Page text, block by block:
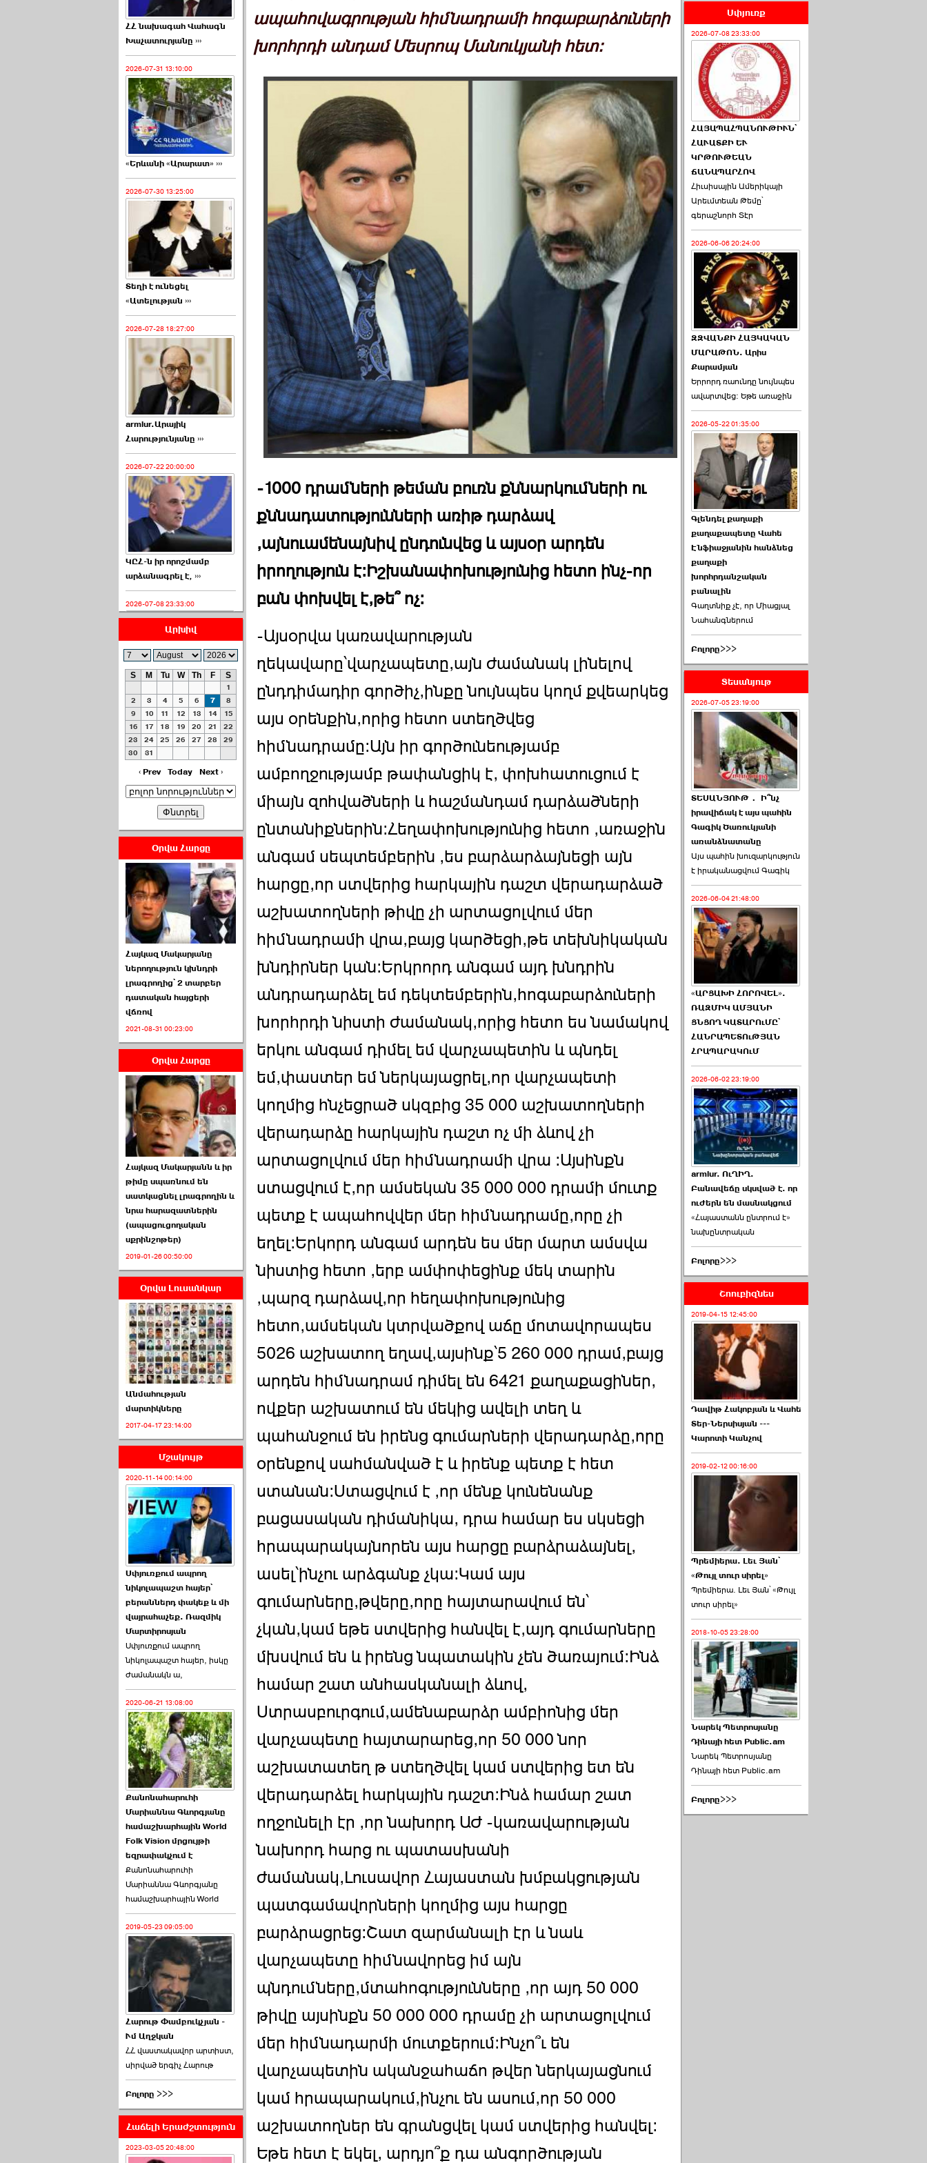
ՀՀ նախագահ Վահագն
Խաչատուրյանը ›››
2026-07-31 13:10:00
«Երևանի «Արարատ» ›››
2026-07-30 13:25:00
Տեղի է ունեցել
«Ատելության ›››
2026-07-28 18:27:00
armlur.Արայիկ
Հարությունյանը ›››
2026-07-22 20:00:00
ԿԸՀ-ն իր որոշմամբ
արձանագրել է, ›››
2026-07-08 23:33:00
ՀԱՅԱՊԱՀՊԱՆՈՒԹԻՒՆ՝
ՀԱՒԱՏՔԻ ԵՒ
ԿՐԹՈՒԹԵԱՆ
ՃԱՆԱՊԱՐՀՈՎ ›››
2026-07-06 06:50:00
Ամենաշատը էսօրվանից
էի վախենում.Նիկոլայ
Եղիազարյան ›››
2026-07-05 23:19:00
ՏԵՍԱՆՅՈՒԹ․ Ի՞նչ
իրավիճակ է այս ›››
2026-07-04 10:40:00
Սահմանադրական
դատարանը մերժեց ›››
2026-07-02 00:39:00
ՈՒՂԻՂ․ ԱԺ-ն
Կառավարության ›››
2026-07-01 00:52:00
ՍԴ-ն հուլիսի 1-ին
կհեռանա ›››
2026-07-01 00:08:00
Աննա Վարդապետյանն
ուղերձ է հղել ›››
2026-06-25 23:21:00
Պաշտոնակռիվը սկսված
է. «Հրապարակ» ›››
2026-06-25 17:13:00
ԱԺ նախագահի
թեկնածու է ընտրվել
Ռուբեն Ռուբինյանը ›››
2026-06-23 21:28:00
«Ժողովուրդ»-ը
հերթական ›››
2026-06-21 23:00:00
armlur.ՔՊ-ի ներսում
սպասում են ›››
Արխիվ
S M Tu W Th F S
1
2
3 4 5 6 7
8
9
10 11 12 13 14
15
16
17 18 19 20 21
22
23
24 25 26 27 28
29
30
31
‹ Prev Today Next ›
Օրվա Հարցը
Հայկազ Մակարյանը
ներողություն կխնդրի
լրագրողից՝ 2 տարբեր
դատական հայցերի
վճռով
2021-08-31 00:23:00
Օրվա Հարցը
Հայկազ Մակարյանն և իր
թիմը սպառնում են
սատկացնել լրագրողին և
նրա հարազատներին
(ապացուցողական
սքրինշոթեր)
2019-01-26 00:50:00
Օրվա Լուսանկար
Անմահության
մարտիկները
2017-04-17 23:14:00
Մշակույթ
2020-11-14 00:14:00
Սփյուռքում ապրող
նիկոլապաշտ հայեր՝
բերաններդ փակեք և մի
վայրահաչեք. Ռազմիկ
Մարտիրոսյան
Սփյուռքում ապրող
նիկոլապաշտ հայեր, իսկը
ժամանակն ա,
2020-06-21 13:08:00
Քանոնահարուհի
Մարիաննա Գևորգյանը
համաշխարհային World
Folk Vision մրցույթի
եզրափակչում է
Քանոնահարուհի
Մարիաննա Գևորգյանը
համաշխարհային World
2019-05-23 09:05:00
Հարութ Փամբուկչյան -
Ւմ Աղջկան
ՀՀ վաստակավոր արտիստ,
սիրված երգիչ Հարութ
Բոլորը >>>
Հաճելի Երաժշտություն
2023-03-05 20:48:00
ապահովագրության հիմնադրամի հոգաբարձուների
խորհրդի անդամ Մեսրոպ Մանուկյանի հետ:
-1000 դրամների թեման բուռն քննարկումների ու
քննադատությունների առիթ դարձավ
,այնուամենայնիվ ընդունվեց և այսօր արդեն
իրողություն է:Իշխանափոխությունից հետո ինչ-որ
բան փոխվել է,թե՞ ոչ:
-Այսօրվա կառավարության
ղեկավարը՝վարչապետը,այն ժամանակ լինելով
ընդդիմադիր գործիչ,ինքը նույնպես կողմ քվեարկեց
այս օրենքին,որից հետո ստեղծվեց
հիմնադրամը:Այն իր գործունեությամբ
ամբողջությամբ թափանցիկ է, փոխհատուցում է
միայն զոհվածների և հաշմանդամ դարձածների
ընտանիքներին:Հեղափոխությունից հետո ,առաջին
անգամ սեպտեմբերին ,ես բարձարձայնեցի այն
հարցը,որ ստվերից հարկային դաշտ վերադարձած
աշխատողների թիվը չի արտացոլվում մեր
հիմնադրամի վրա,բայց կարծեցի,թե տեխնիկական
խնդիրներ կան:Երկրորդ անգամ այդ խնդրին
անդրադարձել եմ դեկտեմբերին,հոգաբարձուների
խորհրդի նիստի ժամանակ,որից հետո ես նամակով
երկու անգամ դիմել եմ վարչապետին և պնդել
եմ,փաստեր եմ ներկայացրել,որ վարչապետի
կողմից հնչեցրած սկզբից 35 000 աշխատողների
վերադարձը հարկային դաշտ ոչ մի ձևով չի
արտացոլվում մեր հիմնադրամի վրա :Այսինքն
ստացվում է,որ ամսեկան 35 000 000 դրամի մուտք
պետք է ապահովվեր մեր հիմնադրամը,որը չի
եղել:Երկորդ անգամ արդեն ես մեր մարտ ամսվա
նիստից հետո ,երբ ամփոփեցինք մեկ տարին
,պարզ դարձավ,որ հեղափոխությունից
հետո,ամսեկան կտրվածքով աճը մոտավորապես
5026 աշխատող եղավ,այսինք՝5 260 000 դրամ,բայց
արդեն հիմնադրամ դիմել են 6421 քաղաքացիներ,
ովքեր աշխատում են մեկից ավելի տեղ և
պահանջում են իրենց գումարների վերադարձը,որը
օրենքով սահմանված է և իրենք պետք է հետ
ստանան:Ստացվում է ,որ մենք կունենանք
բացասական դիմանիկա, դրա համար ես սկսեցի
հրապարակայնորեն այս հարցը բարձրաձայնել,
ասել՝ինչու արձգանք չկա:Կամ այս
գումարները,թվերը,որը հայտարավում են՝
չկան,կամ եթե ստվերից հանվել է,այդ գումարները
մխսվում են և իրենց նպատակին չեն ծառայում:Ինձ
համար շատ անհասկանալի ձևով,
Ստրասբուրգում,ամենաբարձր ամբիոնից մեր
վարչապետը հայտարարեց,որ 50 000 նոր
աշխատատեղ թ ստեղծվել կամ ստվերից ետ են
վերադարձել հարկային դաշտ:Ինձ համար շատ
ողջունելի էր ,որ նախորդ ԱԺ -կառավարության
նախորդ հարց ու պատասխանի
ժամանակ,Լուսավոր Հայաստան խմբակցության
պատգամավորների կողմից այս հարցը
բարձրացրեց:Շատ զարմանալի էր և նաև
վարչապետը հիմնավորեց իմ այն
պնդումները,մտահոգությունները ,որ այդ 50 000
թիվը այսինքն 50 000 000 դրամը չի արտացոլվում
մեր հիմնադարմի մուտքերում:Ինչո՞ւ են
վարչապետին ականջահաճո թվեր ներկայացնում
կամ հրապարակում,ինչու են ասում,որ 50 000
աշխատողներ են գրանցվել կամ ստվերից հանվել:
Եթե հետ է եկել, արդյո՞ք դա անգործության
Սփյուռք
2026-07-08 23:33:00
ՀԱՅԱՊԱՀՊԱՆՈՒԹԻՒՆ՝
ՀԱՒԱՏՔԻ ԵՒ
ԿՐԹՈՒԹԵԱՆ
ՃԱՆԱՊԱՐՀՈՎ
Հիւսիսային Ամերիկայի
Արեւմտեան Թեմը՝
գերաշնորհ Տէր
2026-06-06 20:24:00
ԶԶՎԱՆՔԻ ՀԱՅԿԱԿԱՆ
ՄԱՐԱԹՈՆ. Արիս
Քարամյան
Երրորդ ռաունդը նույնպես
ավարտվեց։ Եթե առաջին
2026-05-22 01:35:00
Գլենդել քաղաքի
քաղաքապետը Վահե
Էնֆիաջյանին հանձնեց
քաղաքի
խորհրդանշական
բանալին
Գաղտնիք չէ, որ Միացյալ
Նահանգներում
Բոլորը>>>
Տեսանյութ
2026-07-05 23:19:00
ՏԵՍԱՆՅՈՒԹ․ Ի՞նչ
իրավիճակ է այս պահին
Գագիկ Ծառուկյանի
առանձնատանը
Այս պահին խուզարկություն
է իրականացվում Գագիկ
2026-06-04 21:48:00
«ԱՐՑԱԽԻ ՀՈՐՈՎԵԼ».
ՌԱԶՄԻԿ ԱՄՅԱՆԻ
ՑՆՑՈՂ ԿԱՏԱՐՈւՄԸ՝
ՀԱՆՐԱՊԵՏՈւԹՅԱՆ
ՀՐԱՊԱՐԱԿՈւՄ
2026-06-02 23:19:00
armlur. ՈւՂԻՂ.
Բանավեճը սկսված է. որ
ուժերն են մասնակցում
«Հայաստանն ընտրում է»
նախընտրական
Բոլորը>>>
Շոուբիզնես
2019-04-15 12:45:00
Դավիթ Հակոբյան և Վահե
Տեր-Ներսիսյան ---
Կարոտի Կանչով
2019-02-12 00:16:00
Պրեմիերա. Լեւ Յան՝
«Թույլ տուր սիրել»
Պրեմիերա. Լեւ Յան՝ «Թույլ
տուր սիրել»
2018-10-05 23:28:00
Նարեկ Պետրոսյանը
Դինայի հետ Public.am
Նարեկ Պետրոսյանը
Դինայի հետ Public.am
Բոլորը>>>